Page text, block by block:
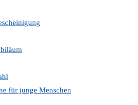
für junge Menschen